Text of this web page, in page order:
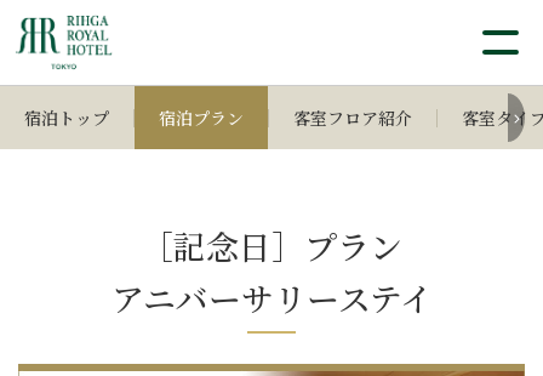
宿泊トップ 宿泊プラン 客室フロア紹介 客室タイ
［記念日］プラン
アニバーサリーステイ